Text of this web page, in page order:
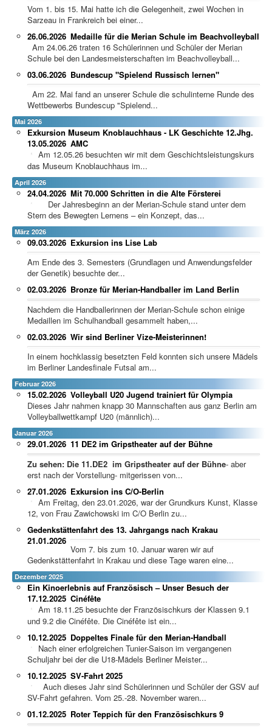
Vom 1. bis 15. Mai hatte ich die Gelegenheit, zwei Wochen in
Sarzeau in Frankreich bei einer...
Medaille für die Merian Schule im Beachvolleyball
26.06.2026
Am 24.06.26 traten 16 Schülerinnen und Schüler der Merian
Schule bei den Landesmeisterschaften im Beachvolleyball...
Bundescup "Spielend Russisch lernen"
03.06.2026
Am 22. Mai fand an unserer Schule die schulinterne Runde des
Wettbewerbs Bundescup "Spielend...
Mai 2026
Exkursion Museum Knoblauchhaus - LK Geschichte 12.Jhg.
AMC
13.05.2026
Am 12.05.26 besuchten wir mit dem Geschichtsleistungskurs
das Museum Knoblauchhaus im...
April 2026
Mit 70.000 Schritten in die Alte Försterei
24.04.2026
Der Jahresbeginn an der Merian-Schule stand unter dem
Stern des Bewegten Lernens – ein Konzept, das...
März 2026
Exkursion ins Lise Lab
09.03.2026
Am Ende des 3. Semesters (Grundlagen und Anwendungsfelder
der Genetik) besuchte der...
Bronze für Merian-Handballer im Land Berlin
02.03.2026
Nachdem die Handballerinnen der Merian-Schule schon einige
Medaillen im Schulhandball gesammelt haben,...
Wir sind Berliner Vize-Meisterinnen!
02.03.2026
In einem hochklassig besetzten Feld konnten sich unsere Mädels
im Berliner Landesfinale Futsal am...
Februar 2026
Volleyball U20 Jugend trainiert für Olympia
15.02.2026
Dieses Jahr nahmen knapp 30 Mannschaften aus ganz Berlin am
Volleyballwettkampf U20 (männlich)...
Januar 2026
11 DE2 im Gripstheater auf der Bühne
29.01.2026
Zu sehen: Die 11.DE2 im Gripstheater auf der Bühne- aber
erst nach der Vorstellung- mitgerissen von...
Exkursion ins C/O-Berlin
27.01.2026
Am Freitag, den 23.01.2026, war der Grundkurs Kunst, Klasse
12, von Frau Zawichowski im C/O Berlin zu...
Gedenkstättenfahrt des 13. Jahrgangs nach Krakau
21.01.2026
Vom 7. bis zum 10. Januar waren wir auf
Gedenkstättenfahrt in Krakau und diese Tage waren eine...
Dezember 2025
Ein Kinoerlebnis auf Französisch – Unser Besuch der
Cinéfête
17.12.2025
Am 18.11.25 besuchte der Französischkurs der Klassen 9.1
und 9.2 die Cinéfête. Die Cinéfête ist ein...
Doppeltes Finale für den Merian-Handball
10.12.2025
Nach einer erfolgreichen Tunier-Saison im vergangenen
Schuljahr bei der die U18-Mädels Berliner Meister...
SV-Fahrt 2025
10.12.2025
Auch dieses Jahr sind Schülerinnen und Schüler der GSV auf
SV-Fahrt gefahren. Vom 25.-28. November waren...
Roter Teppich für den Französischkurs 9
01.12.2025